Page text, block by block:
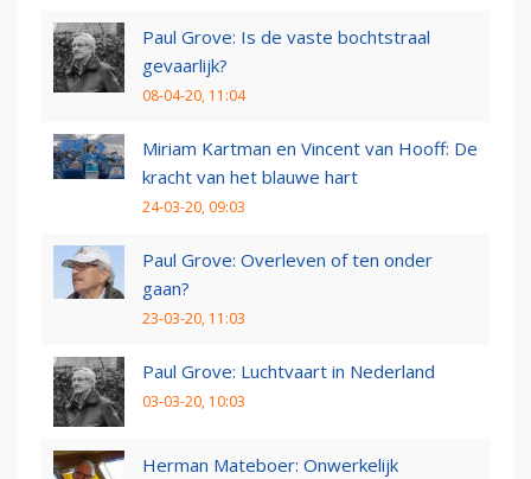
Paul Grove: Is de vaste bochtstraal
gevaarlijk?
08-04-20, 11:04
Miriam Kartman en Vincent van Hooff: De
kracht van het blauwe hart
24-03-20, 09:03
Paul Grove: Overleven of ten onder
gaan?
23-03-20, 11:03
Paul Grove: Luchtvaart in Nederland
03-03-20, 10:03
Herman Mateboer: Onwerkelijk